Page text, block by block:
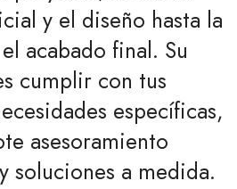
y el diseño hasta la
acabado final. Su
cumplir con tus
específicas,
asesoramiento
soluciones a medida.